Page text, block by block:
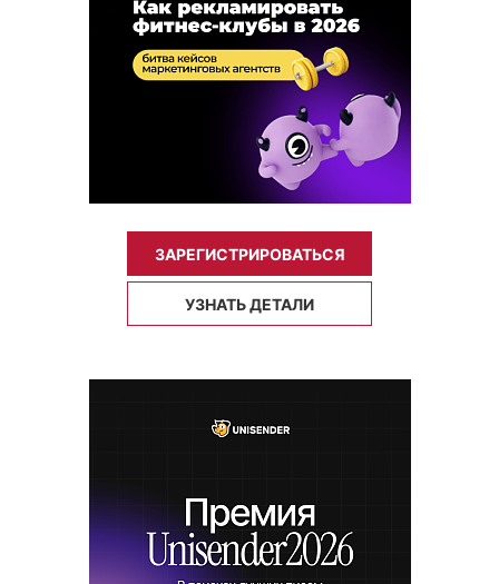
ЗАРЕГИСТРИРОВАТЬСЯ
УЗНАТЬ ДЕТАЛИ